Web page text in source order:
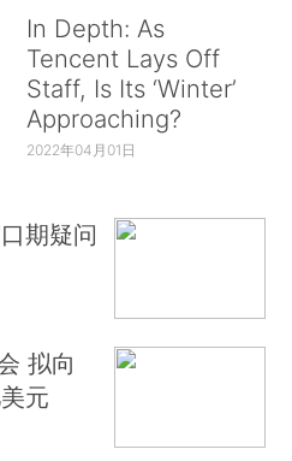
In Depth: As
Tencent Lays Off
Staff, Is Its ‘Winter’
Approaching?
2022年04月01日
期疑问
拟向
元